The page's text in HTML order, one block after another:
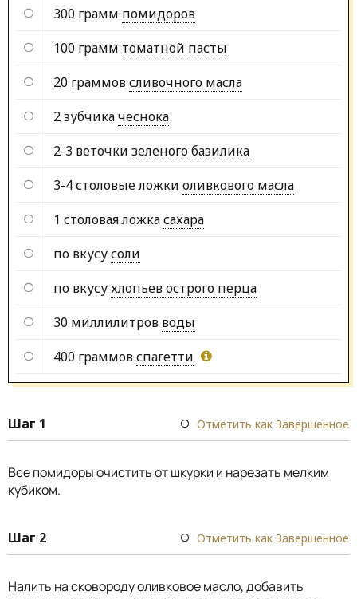
300 грамм помидоров
100 грамм томатной пасты
20 граммовсливочного масла
2 зубчикачеснока
2-3 веточки зеленого базилика
3-4 столовые ложки оливкового масла
1 столовая ложкасахара
по вкусусоли
по вкусухлопьев острого перца
30 миллилитров воды
400 граммовспагетти
Шаг 1 Отметить как Завершенное
Все помидоры очистить от шкурки и нарезать мелким
кубиком.
Шаг 2 Отметить как Завершенное
Налить на сковороду оливковое масло, добавить